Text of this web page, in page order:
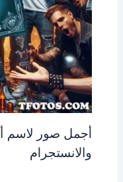
أجمل صور لاسم
والانستجرام